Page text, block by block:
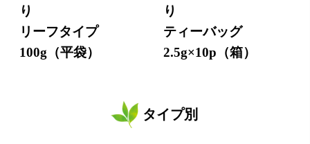
り
リーフタイプ
100g（平袋）
り
ティーバッグ
2.5g×10p（箱）
タイプ別